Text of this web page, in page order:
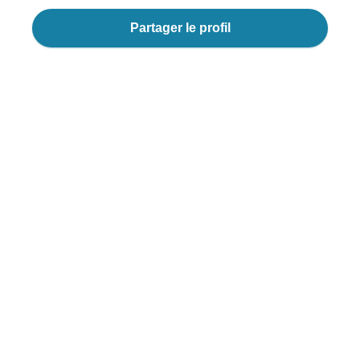
Partager le profil